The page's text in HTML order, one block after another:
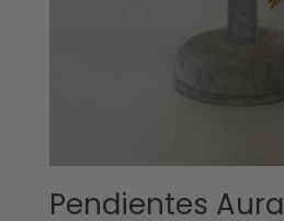
Pendientes Aura